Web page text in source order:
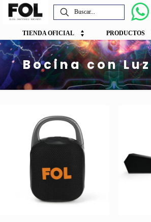
TIENDA OFICIAL PRODUCTOS
Bocina con Luz